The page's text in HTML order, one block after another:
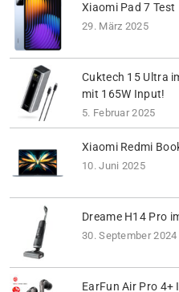
Xiaomi Pad 7 Test
29. März 2025
Cuktech 15 Ultra
mit 165W Input!
5. Februar 2025
Xiaomi Redmi
10. Juni 2025
Dreame H14 Pro
30. September 2024
EarFun Air Pro 4+